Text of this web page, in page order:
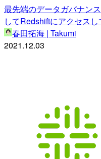
最先端のデータガバナン
してRedshiftにアクセスし
春田拓海 | Takumi
2021.12.03